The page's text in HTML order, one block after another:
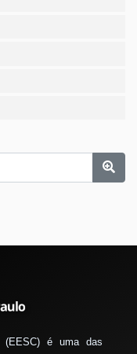
(EESC) é uma das